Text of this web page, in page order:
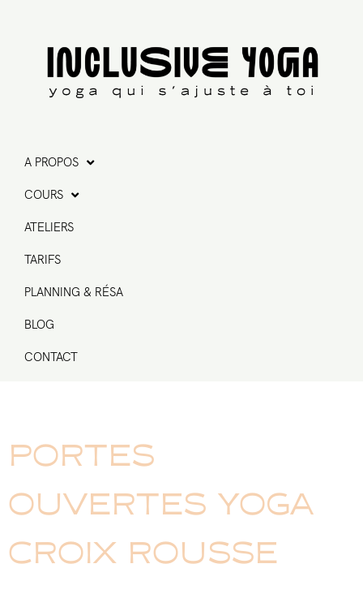
A PROPOS
COURS
ATELIERS
TARIFS
PLANNING & RÉSA
BLOG
CONTACT
PORTES
OUVERTES YOGA
CROIX ROUSSE